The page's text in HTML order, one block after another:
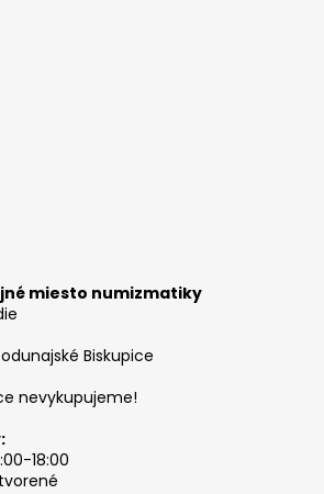
miesto numizmatiky
Biskupice
nevykupujeme!
18:00